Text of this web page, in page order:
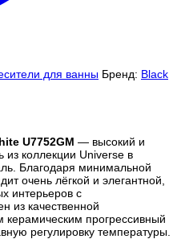
для ванны Бренд: Black
U7752GM — высокий и
из коллекции Universe в
Благодаря минимальной
очень лёгкой и элегантной,
интерьеров с
из качественной
керамическим прогрессивный
регулировку температуры.